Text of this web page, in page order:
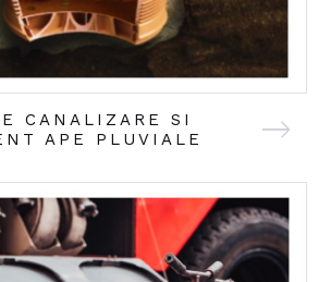
CANALIZARE SI
APE PLUVIALE